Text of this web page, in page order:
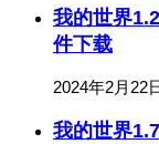
我的世界
件下载
2024年2月22
我的世界